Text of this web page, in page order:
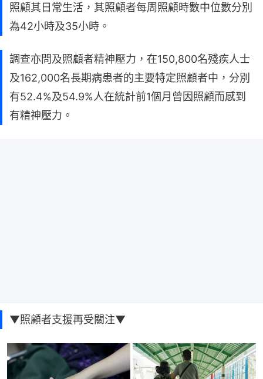
照顧其日常生活，其照顧者每周照顧時數中位數分別
為42小時及35小時。
調查亦問及照顧者精神壓力，在150,800名殘疾人士
及162,000名長期病患者的主要特定照顧者中，分別
有52.4%及54.9%人在統計前1個月曾因照顧而感到
有精神壓力。
▼照顧者支援再受關注▼